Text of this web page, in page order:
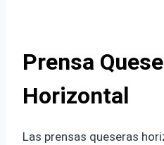
Prensa
Horizontal
Las prensas queseras